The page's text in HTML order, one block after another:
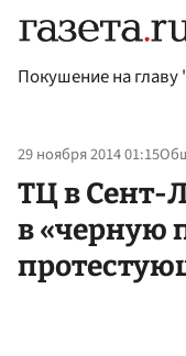
Покушение на
29 ноября 2014 01:15
ТЦ в Сент-
в «черную